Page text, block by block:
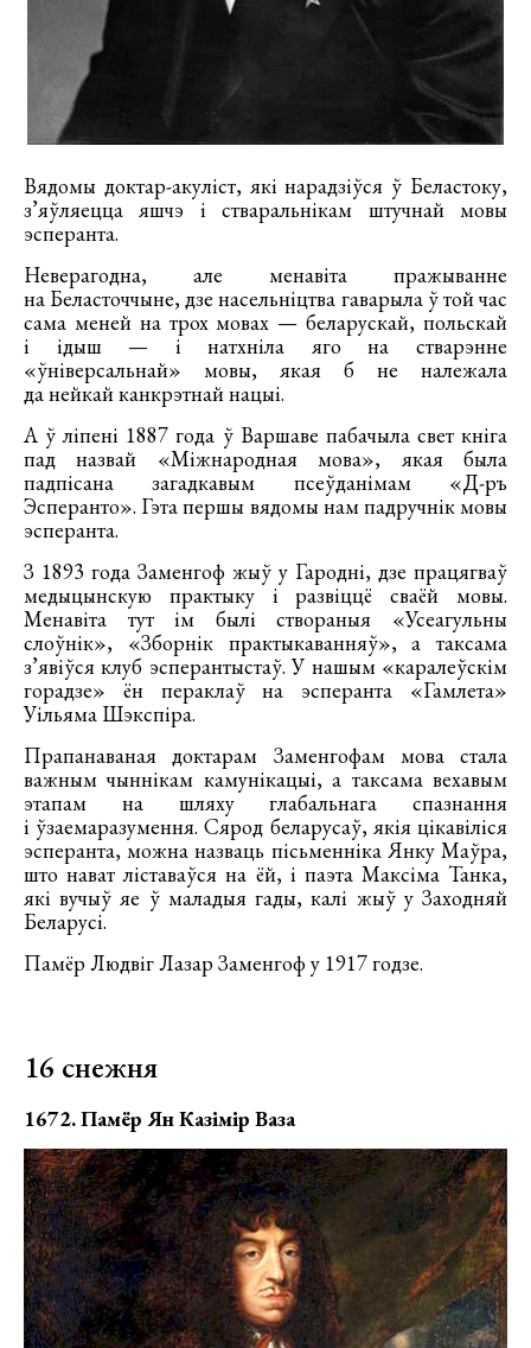
Вядомы доктар-акуліст, які нарадзіўся ў Беластоку,
з’яўляецца яшчэ і стваральнікам штучнай мовы
эсперанта.
Неверагодна, але менавіта пражыванне
на Беласточчыне, дзе насельніцтва гаварыла ў той час
сама меней на трох мовах — беларускай, польскай
і ідыш — і натхніла яго на стварэнне
«ўніверсальнай» мовы, якая б не належала
да нейкай канкрэтнай нацыі.
А ў ліпені 1887 года ў Варшаве пабачыла свет кніга
пад назвай «Міжнародная мова», якая была
падпісана загадкавым псеўданімам «Д-ръ
Эсперанто». Гэта першы вядомы нам падручнік мовы
эсперанта.
З 1893 года Заменгоф жыў у Гародні, дзе працягваў
медыцынскую практыку і развіццё сваёй мовы.
Менавіта тут ім былі створаныя «Усеагульны
слоўнік», «Зборнік практыкаванняў», а таксама
з’явіўся клуб эсперантыстаў. У нашым «каралеўскім
горадзе» ён пераклаў на эсперанта «Гамлета»
Уільяма Шэкспіра.
Прапанаваная доктарам Заменгофам мова стала
важным чыннікам камунікацыі, а таксама вехавым
этапам на шляху глабальнага спазнання
і ўзаемаразумення. Сярод беларусаў, якія цікавіліся
эсперанта, можна назваць пісьменніка Янку Маўра,
што нават ліставаўся на ёй, і паэта Максіма Танка,
які вучыў яе ў маладыя гады, калі жыў у Заходняй
Беларусі.
Памёр Людвіг Лазар Заменгоф у 1917 годзе.
16 снежня
1672. Памёр Ян Казімір Ваза